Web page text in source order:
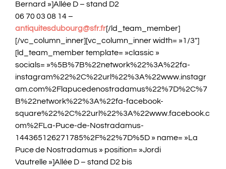
Bernard »]Allée D – stand D2
06 70 03 08 14 –
antiquitesdubourg@sfr.fr[/ld_team_member]
[/vc_column_inner][vc_column_inner width= »1/3″]
[ld_team_member template= »classic »
socials= »%5B%7B%22network%22%3A%22fa-
instagram%22%2C%22url%22%3A%22www.instagr
am.com%2Flapucedenostradamus%22%7D%2C%7
B%22network%22%3A%22fa-facebook-
square%22%2C%22url%22%3A%22www.facebook.c
om%2FLa-Puce-de-Nostradamus-
144365126271785%2F%22%7D%5D » name= »La
Puce de Nostradamus » position= »Jordi
Vautrelle »]Allée D – stand D2 bis